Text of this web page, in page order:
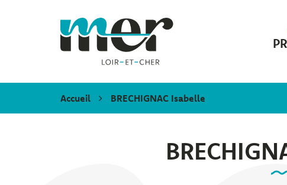
Mer
Accueil BRECHIGNAC Isabelle